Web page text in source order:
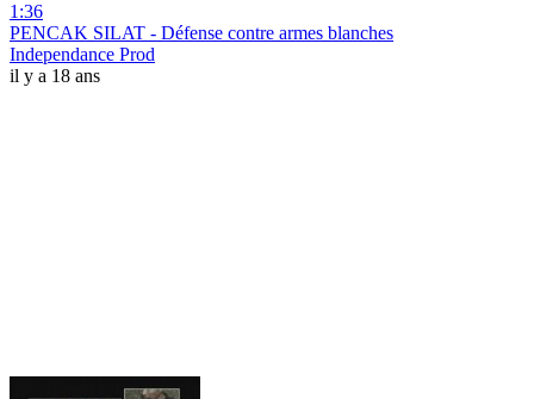
1:36
PENCAK SILAT - Défense contre armes blanches
Independance Prod
il y a 18 ans